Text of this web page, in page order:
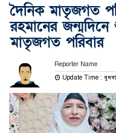
দৈনিক মাতৃজগত
রহমানের জন্মদিনে
মাতৃজগত পরিবার
Reporter Name
Update Time :